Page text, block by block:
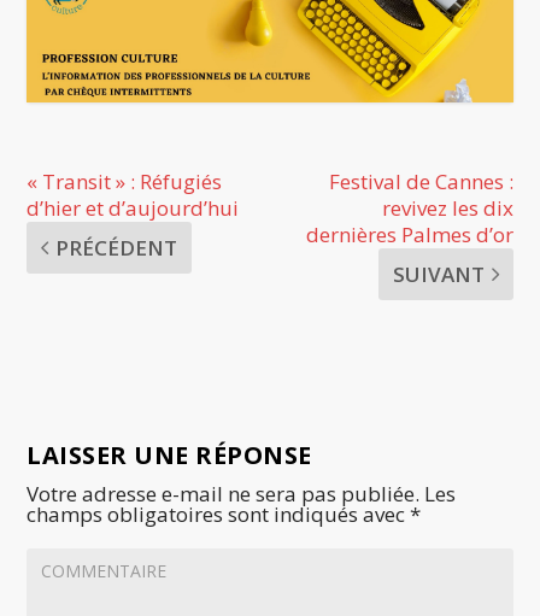
« Transit » : Réfugiés
d’hier et d’aujourd’hui
PRÉCÉDENT
Festival de Cannes :
revivez les dix
dernières Palmes d’or
SUIVANT
LAISSER UNE RÉPONSE
Votre adresse e-mail ne sera pas publiée. Les
champs obligatoires sont indiqués avec*